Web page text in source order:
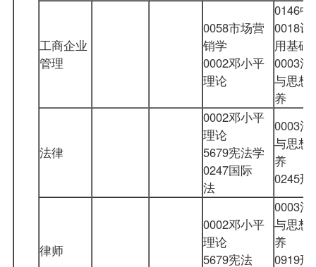
工商企业
管理
0058市场营
销学
0002邓小平
理论
0146中
0018计
用基础
0003法
与思想
养
法律
0002邓小平
理论
5679宪法学
0247国际
法
0003法
与思想
养
0245
律师
0002邓小平
理论
5679宪法
0003法
与思想
养
0919刑